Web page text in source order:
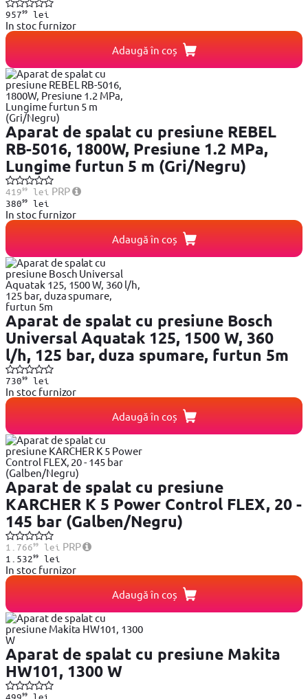
95799lei
In stoc furnizor
Adaugă în coș
Aparat de spalat cu presiune REBEL
RB-5016, 1800W, Presiune 1.2 MPa,
Lungime furtun 5 m (Gri/Negru)
41999lei PRP
38099lei
In stoc furnizor
Adaugă în coș
Aparat de spalat cu presiune Bosch
Universal Aquatak 125, 1500 W, 360
l/h, 125 bar, duza spumare, furtun 5m
73099lei
In stoc furnizor
Adaugă în coș
Aparat de spalat cu presiune
KARCHER K 5 Power Control FLEX, 20 -
145 bar (Galben/Negru)
1.76699lei PRP
1.53299lei
In stoc furnizor
Adaugă în coș
Aparat de spalat cu presiune Makita
HW101, 1300 W
99